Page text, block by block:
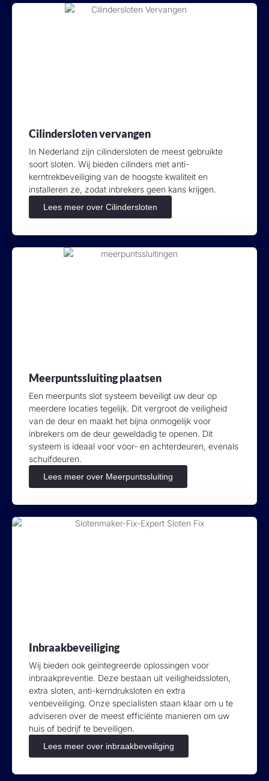
Cilindersloten vervangen
In Nederland zijn cilindersloten de meest gebruikte
soort sloten. Wij bieden cilinders met anti-
kerntrekbeveiliging van de hoogste kwaliteit en
installeren ze, zodat inbrekers geen kans krijgen.
Lees meer over Cilindersloten
Meerpuntssluiting plaatsen
Een meerpunts slot systeem beveiligt uw deur op
meerdere locaties tegelijk. Dit vergroot de veiligheid
van de deur en maakt het bijna onmogelijk voor
inbrekers om de deur geweldadig te openen. Dit
systeem is ideaal voor voor- en achterdeuren, evenals
schuifdeuren.
Lees meer over Meerpuntssluiting
Inbraakbeveiliging
Wij bieden ook geïntegreerde oplossingen voor
inbraakpreventie. Deze bestaan uit veiligheidssloten,
extra sloten, anti-kerndruksloten en extra
venbeveiliging. Onze specialisten staan klaar om u te
adviseren over de meest efficiënte manieren om uw
huis of bedrijf te beveiligen.
Lees meer over inbraakbeveiliging